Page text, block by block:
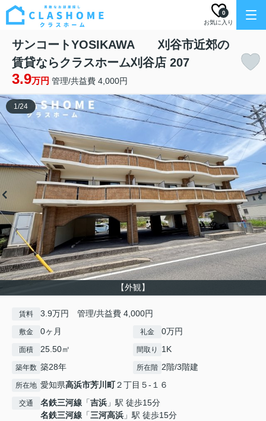
お気に入り
0
サンコートYOSIKAWA 刈谷市近郊の
賃貸ならクラスホーム刈谷店 207
3.9万円 管理/共益費 4,000円
【外観】
1/24
賃料 3.9万円 管理/共益費 4,000円
敷金 0ヶ月 礼金 0万円
面積 25.50㎡ 間取り 1K
築年数 築28年 所在階 2階/3階建
所在地 愛知県高浜市芳川町２丁目５-１６
交通 名鉄三河線 「吉浜 」駅 徒歩15分
名鉄三河線 「三河高浜 」駅 徒歩15分